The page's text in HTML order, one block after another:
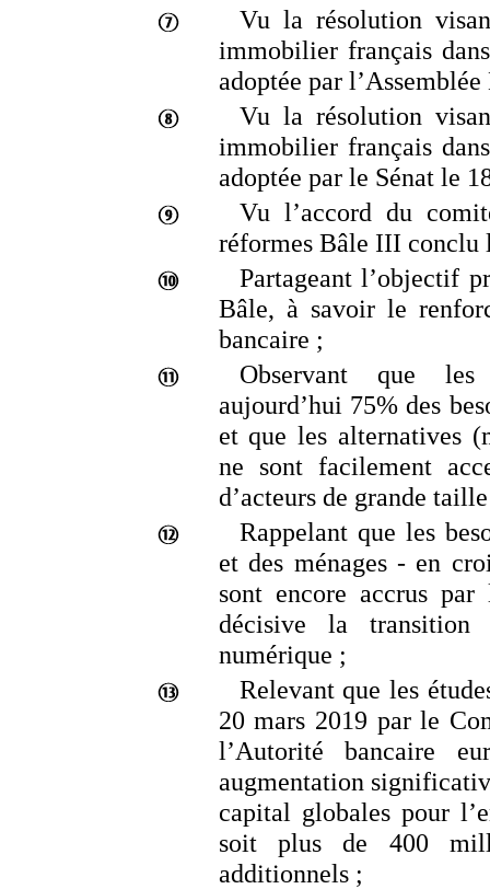
Vu la résolution
immobilier français
adoptée par
Vu la résolution
immobilier français
adoptée par le Sénat le
Vu l’accord du
réformes Bâle III conclu
Partageant l’objectif
Bâle, à savoir le
bancaire ;
Observant que les
aujourd’hui 75% des
et que les alternatives
ne sont facilement
d’acteurs de grande taille
Rappelant que les
et des ménages ‑ en
sont encore accrus
décisive la transition
numérique ;
Relevant que les
20 mars 2019 par le
l’Autorité bancaire
augmentation
capital globales pour
soit plus de 400
additionnels ;